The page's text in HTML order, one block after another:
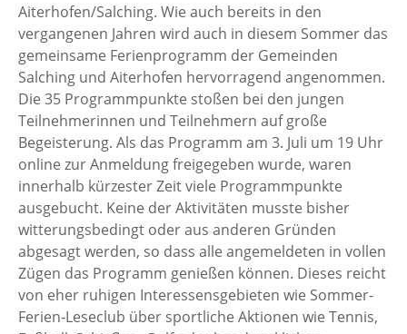
Aiterhofen/Salching. Wie auch bereits in den
vergangenen Jahren wird auch in diesem Sommer das
gemeinsame Ferienprogramm der Gemeinden
Salching und Aiterhofen hervorragend angenommen.
Die 35 Programmpunkte stoßen bei den jungen
Teilnehmerinnen und Teilnehmern auf große
Begeisterung. Als das Programm am 3. Juli um 19 Uhr
online zur Anmeldung freigegeben wurde, waren
innerhalb kürzester Zeit viele Programmpunkte
ausgebucht. Keine der Aktivitäten musste bisher
witterungsbedingt oder aus anderen Gründen
abgesagt werden, so dass alle angemeldeten in vollen
Zügen das Programm genießen können. Dieses reicht
von eher ruhigen Interessensgebieten wie Sommer-
Ferien-Leseclub über sportliche Aktionen wie Tennis,